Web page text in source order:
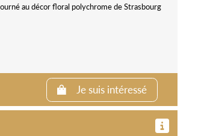
au décor floral polychrome de Strasbourg
Je suis intéressé